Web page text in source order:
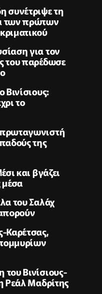
συνέτριψε τη
των πρώτων
για τον
του παρέδωσε
το
της
και βγάζει
μέσα
του Σαλάχ
Καρέτσας,
Βινίσιους-
Ρεάλ Μαδρίτης